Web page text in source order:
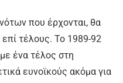
που έρχονται, θα
τέλους. Το 1989-92
ένα τέλος στη
ευνοϊκούς ακόμα για